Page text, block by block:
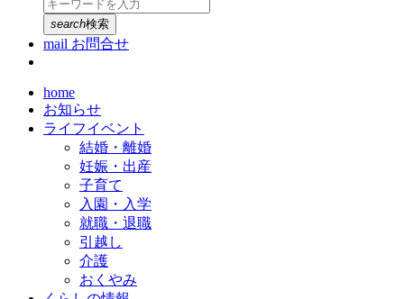
search検索
mail お問合せ
home
お知らせ
ライフイベント
結婚・離婚
妊娠・出産
子育て
入園・入学
就職・退職
引越し
介護
おくやみ